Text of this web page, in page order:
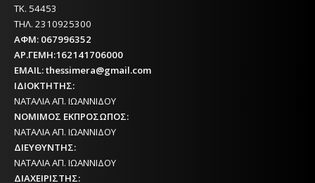
ΤΚ. 54453
ΤΗΛ. 2310925300
ΑΦΜ: 067996352
ΑΡ.ΓΕΜΗ:162141706000
EMAIL: thessimera@gmail.com
ΙΔΙΟΚΤΗΤΗΣ:
ΝΑΤΑΛΙΑ ΑΠ. ΙΩΑΝΝΙΔΟΥ
ΝΟΜΙΜΟΣ ΕΚΠΡΟΣΩΠΟΣ:
ΝΑΤΑΛΙΑ ΑΠ. ΙΩΑΝΝΙΔΟΥ
ΔΙΕΥΘΥΝΤΗΣ:
ΝΑΤΑΛΙΑ ΑΠ. ΙΩΑΝΝΙΔΟΥ
ΔΙΑΧΕΙΡΙΣΤΗΣ: